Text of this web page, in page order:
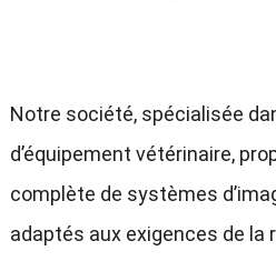
Notre société, spécialisée
d’équipement vétérinaire,
complète de systèmes
adaptés aux exigences de